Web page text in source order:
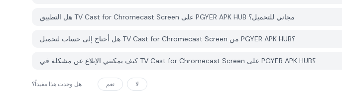
هل التطبيق TV Cast for Chromecast Screen على PGYER APK HUB مجاني للتحميل؟
هل أحتاج إلى حساب لتحميل TV Cast for Chromecast Screen من PGYER APK HUB؟
كيف يمكنني الإبلاغ عن مشكلة في TV Cast for Chromecast Screen على PGYER APK HUB؟
هل وجدت هذا مفيداً؟ نعم لا